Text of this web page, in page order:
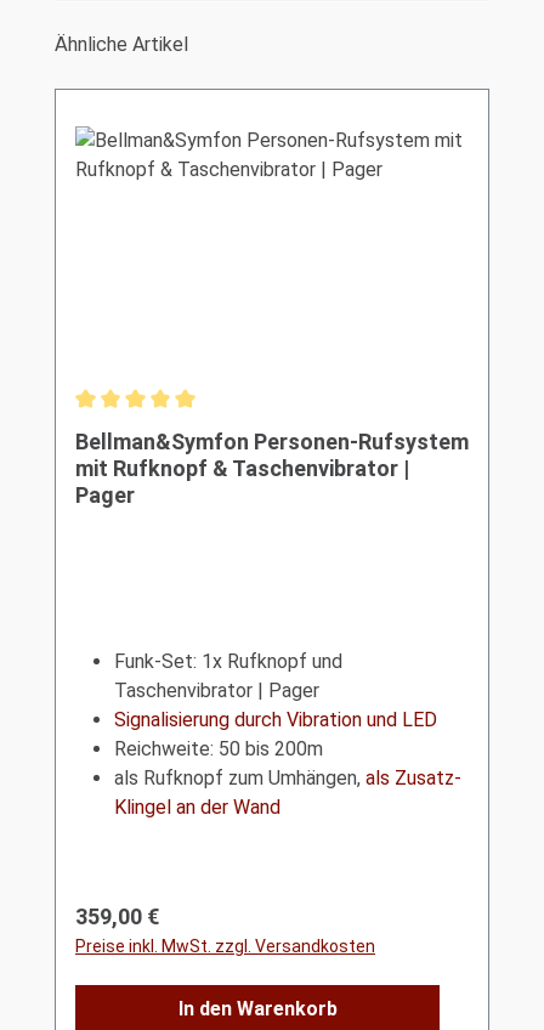
Produktgalerie überspringen
Ähnliche Artikel
Durchschnittliche Bewertung von 5 von 5 Sternen
Bellman&Symfon Personen-Rufsystem
mit Rufknopf & Taschenvibrator |
Pager
Funk-Set: 1x Rufknopf und
Taschenvibrator | Pager
Signalisierung durch Vibration und LED
Reichweite: 50 bis 200m
als Rufknopf zum Umhängen, als Zusatz-
Klingel an der Wand
Regulärer Preis:
359,00 €
Preise inkl. MwSt. zzgl. Versandkosten
In den Warenkorb